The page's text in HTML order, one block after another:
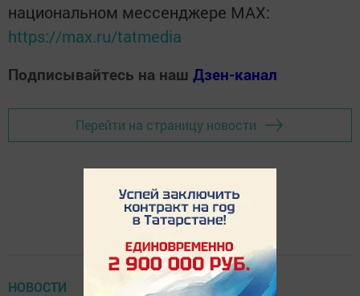
национальном мессенджере MАХ:
https://max.ru/tatmedia
Подписывайтесь на наш Дзен-канал
Перейти на страницу новости
НОВОСТИ